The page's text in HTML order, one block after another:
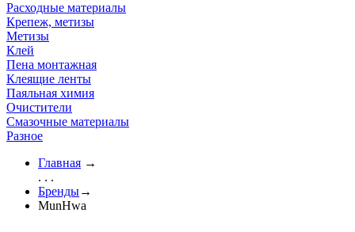
Расходные материалы
Крепеж, метизы
Метизы
Клей
Пена монтажная
Клеящие ленты
Паяльная химия
Очистители
Смазочные материалы
Разное
Главная →
. . .
Бренды→
MunHwa